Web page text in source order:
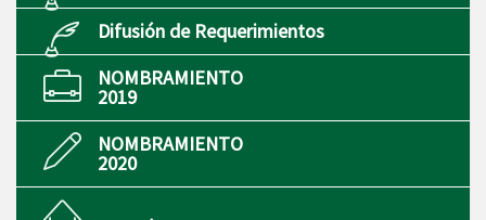
Difusión de Requerimientos
NOMBRAMIENTO
2019
NOMBRAMIENTO
2020